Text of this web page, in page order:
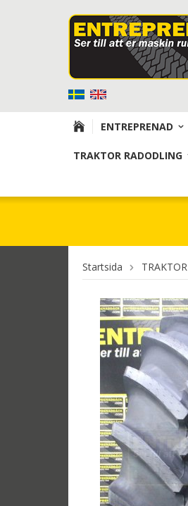
ENTREPRENAD
TRAKTOR RADODLING
Startsida TRAKTOR